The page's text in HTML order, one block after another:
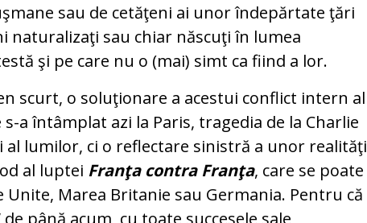
sau de cetăţeni ai unor îndepărtate ţări
naturalizaţi sau chiar născuţi în lumea
şi pe care nu o (mai) simt ca fiind a lor.
scurt, o soluţionare a acestui conflict intern al
s-a întâmplat azi la Paris, tragedia de la Charlie
al lumilor, ci o reflectare sinistră a unor realităţi
al luptei Franţa contra Franţa, care se poate
Marea Britanie sau Germania. Pentru că
până acum, cu toate succesele sale